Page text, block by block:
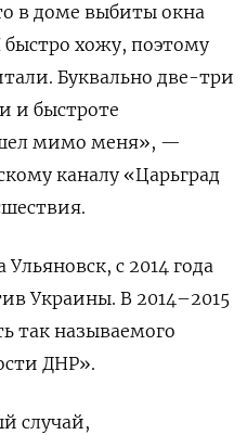
в доме выбиты окна
быстро хожу, поэтому
Буквально две-три
и быстроте
мимо меня», —
каналу «Царьград
с 2014 года
Украины. В 2014–2015
так называемого
ДНР».
случай,